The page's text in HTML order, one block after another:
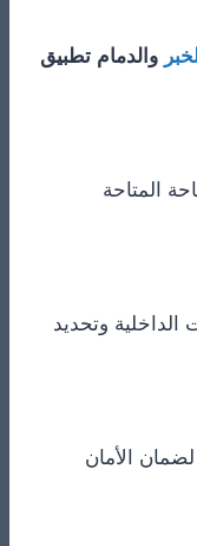
والدمام تطبيق
المتاحة
الداخلية وتحديد
لضمان الأمان